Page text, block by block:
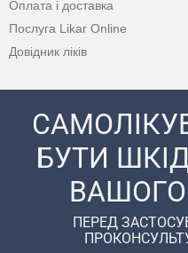
Оплата і доставка
Послуга Likar Online
Довідник ліків
БУТИ
ВАШОГО
ПЕРЕД